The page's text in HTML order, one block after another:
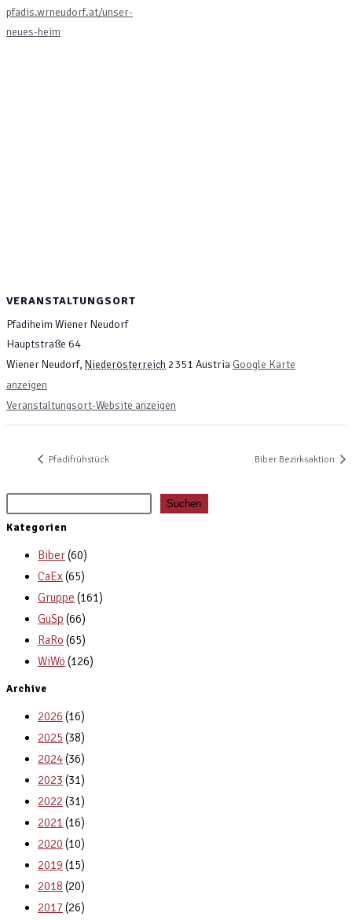
pfadis.wrneudorf.at/unser-
neues-heim
VERANSTALTUNGSORT
Pfadiheim Wiener Neudorf
Hauptstraße 64
Wiener Neudorf, Niederösterreich 2351 Austria Google Karte
anzeigen
Veranstaltungsort-Website anzeigen
Pfadifrühstück Biber Bezirksaktion
Suchen
Kategorien
Biber(60)
CaEx (65)
Gruppe (161)
GuSp (66)
RaRo (65)
WiWö (126)
Archive
2026 (16)
2025 (38)
2024(36)
2023 (31)
2022 (31)
2021 (16)
2020 (10)
2019 (15)
2018 (20)
2017(26)